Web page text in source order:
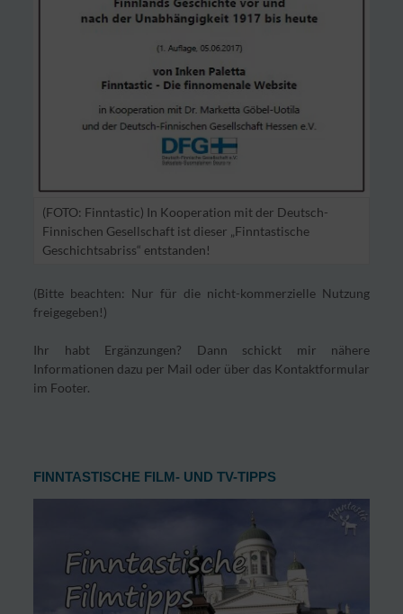
(FOTO: Finntastic) In Kooperation mit der Deutsch-
Finnischen Gesellschaft ist dieser „Finntastische
Geschichtsabriss“ entstanden!
(Bitte beachten: Nur für die nicht-kommerzielle Nutzung
freigegeben!)
Ihr habt Ergänzungen? Dann schickt mir nähere
Informationen dazu per Mail oder über das Kontaktformular
im Footer.
FINNTASTISCHE FILM- UND TV-TIPPS